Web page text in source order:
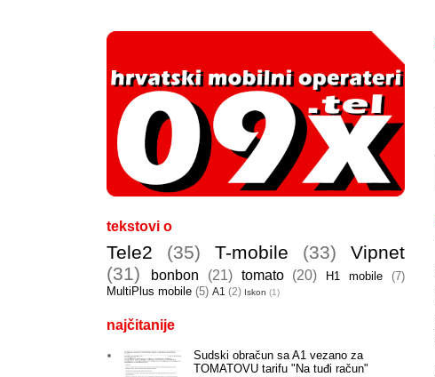
tekstovi o
Tele2 (35) T-mobile (33)
Vipnet
(31)
bonbon (21) tomato (20) H1 mobile
(7)
MultiPlus mobile (5) A1 (2) Iskon (1)
najčitanije
Sudski obračun sa A1 vezano za
TOMATOVU tarifu "Na tuđi račun"